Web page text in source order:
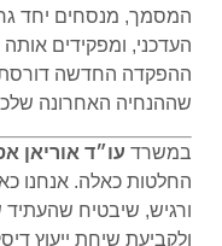
המסמך, מנסחים יחד
העדכני, ומפקידים
ההפקדה החדשה דורסת
שההנחיה האחרונה
במשרד עו״ד אוריאן
החלטות כאלה. אנחנו
ורגיש, שיבטיח
ולקביעת שיחת ייעוץ